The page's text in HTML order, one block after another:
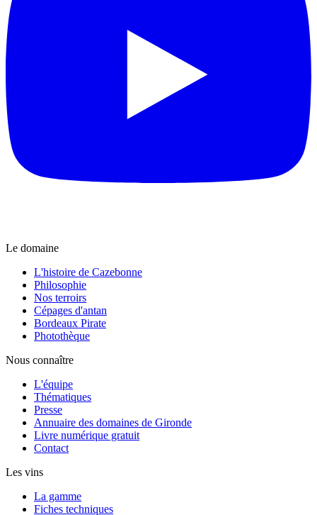
Le domaine
L'histoire de Cazebonne
Philosophie
Nos terroirs
Cépages d'antan
Bordeaux Pirate
Photothèque
Nous connaître
L'équipe
Thématiques
Presse
Annuaire des domaines de Gironde
Livre numérique gratuit
Contact
Les vins
La gamme
Fiches techniques